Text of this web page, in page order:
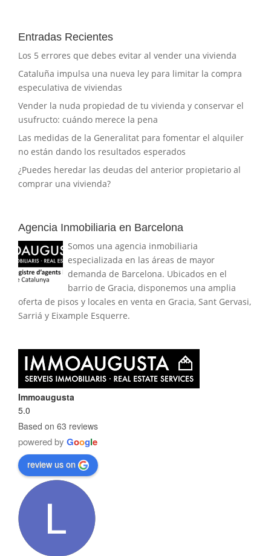
Entradas Recientes
Los 5 errores que debes evitar al vender una vivienda
Cataluña impulsa una nueva ley para limitar la compra
especulativa de viviendas
Vender la nuda propiedad de tu vivienda y conservar el
usufructo: cuándo merece la pena
Las medidas de la Generalitat para fomentar el alquiler
no están dando los resultados esperados
¿Puedes heredar las deudas del anterior propietario al
comprar una vivienda?
Agencia Inmobiliaria en Barcelona
Somos una agencia inmobiliaria
especializada en las áreas de mayor
demanda de Barcelona. Ubicados en el
barrio de Gracia, disponemos una amplia
oferta de pisos y locales en venta en Gracia, Sant Gervasi,
Sarriá y Eixample Esquerre.
Immoaugusta
5.0
Based on 63 reviews
powered by Google
review us on